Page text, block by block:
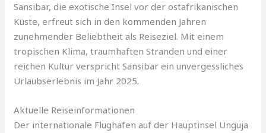
Sansibar, die exotische Insel vor der ostafrikanischen
Küste, erfreut sich in den kommenden Jahren
zunehmender Beliebtheit als Reiseziel. Mit einem
tropischen Klima, traumhaften Stränden und einer
reichen Kultur verspricht Sansibar ein unvergessliches
Urlaubserlebnis im Jahr 2025.
Aktuelle Reiseinformationen
Der internationale Flughafen auf der Hauptinsel Unguja